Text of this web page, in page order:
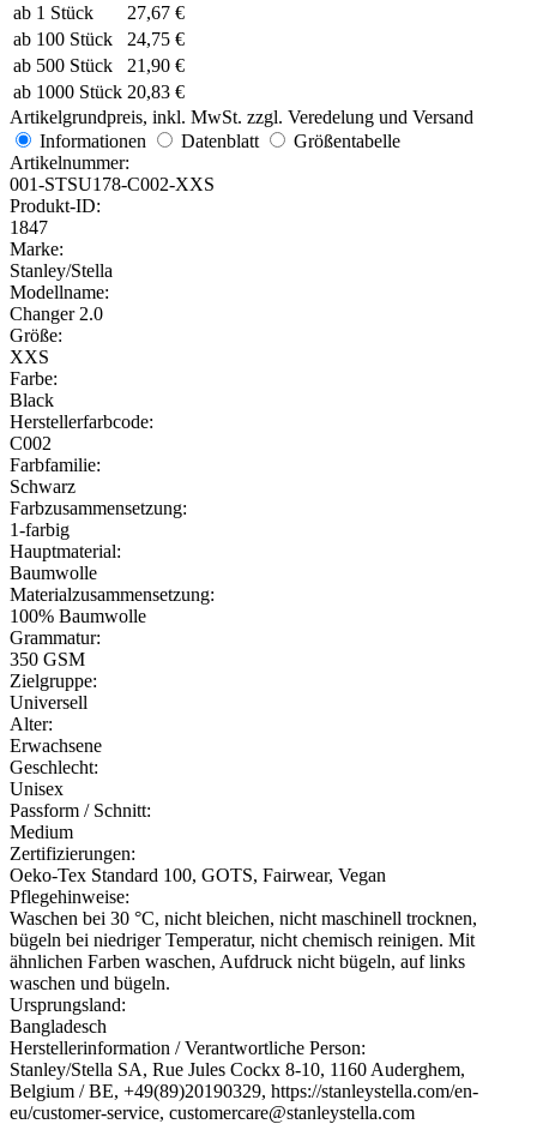
ab 1 Stück
27,67 €
ab 100 Stück
24,75 €
ab 500 Stück
21,90 €
ab 1000 Stück 20,83 €
Artikelgrundpreis, inkl. MwSt. zzgl. Veredelung und Versand
Informationen
Datenblatt
Größentabelle
Artikelnummer:
001-STSU178-C002-XXS
Produkt-ID:
1847
Marke:
Stanley/Stella
Modellname:
Changer 2.0
Größe:
XXS
Farbe:
Black
Herstellerfarbcode:
C002
Farbfamilie:
Schwarz
Farbzusammensetzung:
1-farbig
Hauptmaterial:
Baumwolle
Materialzusammensetzung:
100% Baumwolle
Grammatur:
350 GSM
Zielgruppe:
Universell
Alter:
Erwachsene
Geschlecht:
Unisex
Passform / Schnitt:
Medium
Zertifizierungen:
Oeko-Tex Standard 100, GOTS, Fairwear, Vegan
Pflegehinweise:
Waschen bei 30 °C, nicht bleichen, nicht maschinell trocknen,
bügeln bei niedriger Temperatur, nicht chemisch reinigen. Mit
ähnlichen Farben waschen, Aufdruck nicht bügeln, auf links
waschen und bügeln.
Ursprungsland:
Bangladesch
Herstellerinformation / Verantwortliche Person:
Stanley/Stella SA, Rue Jules Cockx 8-10, 1160 Auderghem,
Belgium / BE, +49(89)20190329, https://stanleystella.com/en-
eu/customer-service, customercare@stanleystella.com